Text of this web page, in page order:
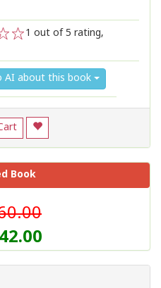
1 out of 5 rating,
AI about this book
Book